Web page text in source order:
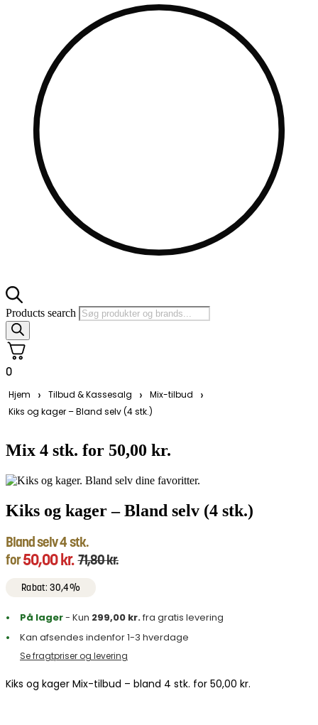
Products search
0
Hjem › Tilbud & Kassesalg › Mix-tilbud ›
Kiks og kager – Bland selv (4 stk.)
Mix 4 stk. for 50,00 kr.
Kiks og kager – Bland selv (4 stk.)
Bland selv 4 stk.
for50,00kr. 71,80kr.
Rabat: 30,4%
På lager- Kun 299,00 kr.fra gratis levering
Kan afsendes indenfor 1-3 hverdage
Se fragtpriser og levering
Kiks og kager Mix-tilbud – bland 4 stk. for 50,00 kr.